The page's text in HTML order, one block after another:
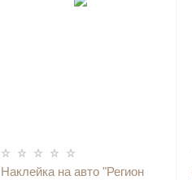
Наклейка на авто "Регион